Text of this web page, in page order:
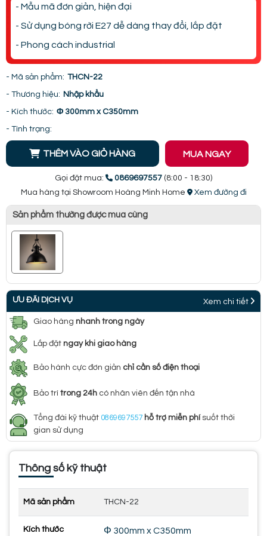
- Mẫu mã đơn giản, hiện đại
- Sử dụng bóng rời E27 dễ dàng thay đổi, lắp đặt
- Phong cách industrial
- Mã sản phẩm: THCN-22
- Thương hiệu: Nhập khẩu
- Kích thước: Φ 300mm x C350mm
- Tình trạng:
THÊM VÀO GIỎ HÀNG MUA NGAY
Gọi đặt mua: 0869697557 (8:00 - 18:30)
Mua hàng tại Showroom Hoàng Minh Home
Xem đường đi
Sản phẩm thường được mua cùng
ƯU ĐÃI DỊCH VỤ Xem chi tiết
Giao hàng nhanh trong ngày
Lắp đặt ngay khi giao hàng
Bảo hành cực đơn giản chỉ cần số điện thoại
Bảo trì trong 24h có nhân viên đến tận nhà
Tổng đài kỹ thuật 0869697557 hỗ trợ miễn phísuốt thời
gian sử dụng
Thông số kỹ thuật
Mã sản phẩm THCN-22
Kích thước Φ 300mm x C350mm